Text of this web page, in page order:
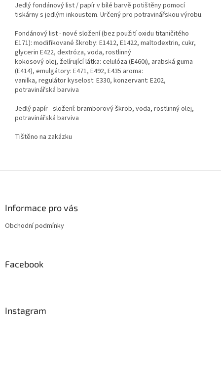
Jedlý fondánový list / papír v bílé barvě potištěny pomocí
tiskárny s jedlým inkoustem. Určený pro potravinářskou výrobu.
Fondánový list - nové složení (bez použití oxidu titaničitého
E171): modifikované škroby: E1412, E1422, maltodextrin, cukr,
glycerin E422, dextróza, voda, rostlinný
kokosový olej, želírující látka: celulóza (E460i), arabská guma
(E414), emulgátory: E471, E492, E435 aroma:
vanilka, regulátor kyselost: E330, konzervant: E202,
potravinářská barviva
Jedlý papír - složení: bramborový škrob, voda, rostlinný olej,
potravinářská barviva
Tištěno na zakázku
Informace pro vás
Obchodní podmínky
Facebook
Instagram